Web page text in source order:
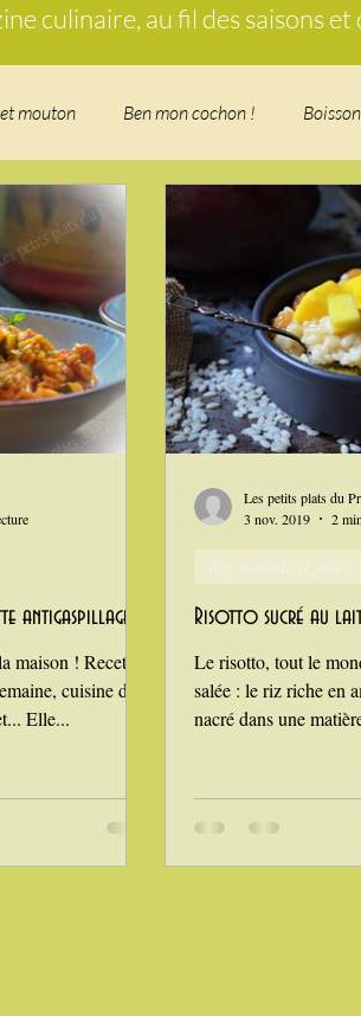
culinaire, au fil des saisons et
mouton Ben mon cochon !
Coquillages et crustacés
- glaces - pâtisserie Finger food, snack
Gâteau d'anniversaire Glaces, sorbets,
! Je mange au bureau : gamelle, bento
antigaspillage
maison ! Recette
cuisine du
Elle...
Risotto sucré au
Le risotto, tout le
salée : le riz riche en
nacré dans une
Riz, semoule et pâtes
Les petits plats du
3 nov. 2019
2